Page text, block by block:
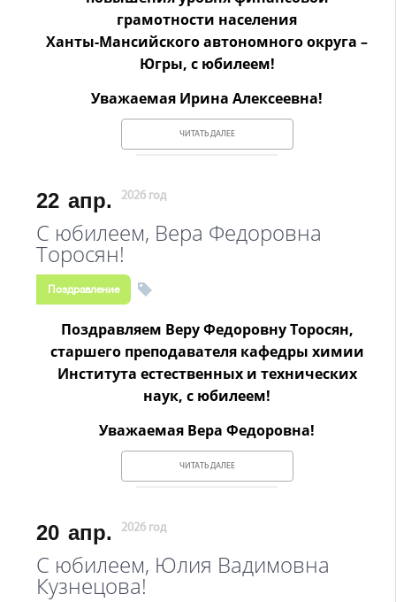
грамотности населения
Ханты-Мансийского автономного округа –
Югры, с юбилеем!
Уважаемая Ирина Алексеевна!
ЧИТАТЬ ДАЛЕЕ
22 апр. 2026 год
С юбилеем, Вера Федоровна
Торосян!
Поздравление
Поздравляем Веру Федоровну Торосян,
старшего преподавателя кафедры химии
Института естественных и технических
наук, с юбилеем!
Уважаемая Вера Федоровна!
ЧИТАТЬ ДАЛЕЕ
20 апр. 2026 год
С юбилеем, Юлия Вадимовна
Кузнецова!